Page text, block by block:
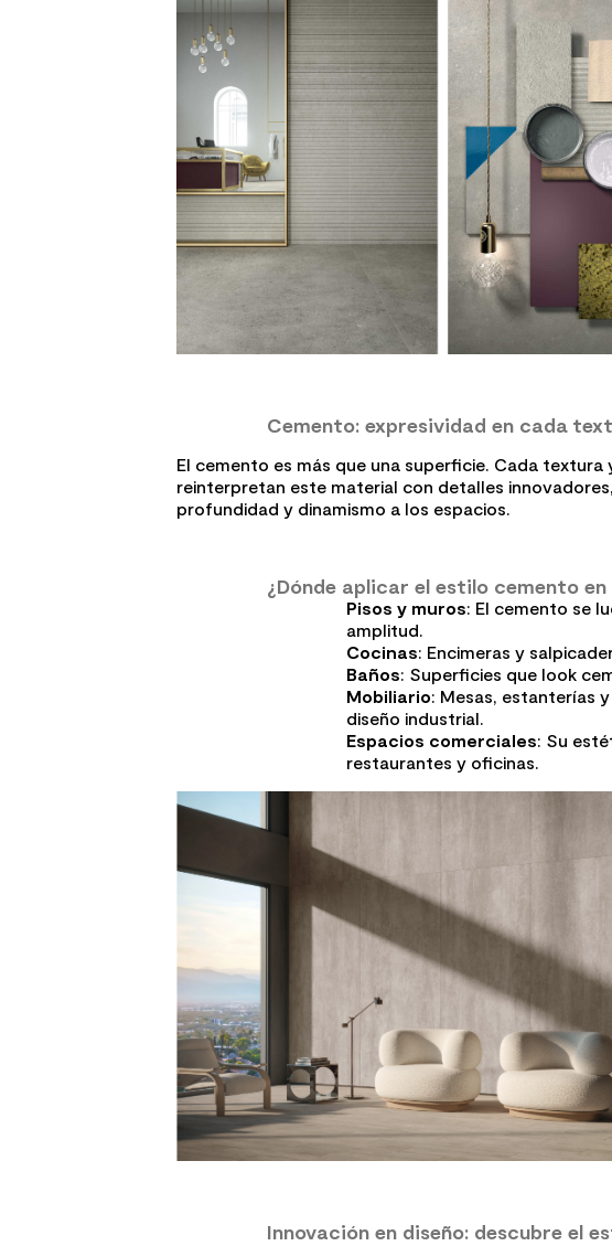
Cemento: expresividad en cada
El cemento es más que una superficie. Cada
reinterpretan este material con detalles
profundidad y dinamismo a los espacios.
¿Dónde aplicar el estilo cemento
Pisos y muros: El cemento se
amplitud.
Cocinas: Encimeras y
Baños: Superficies que look
Mobiliario: Mesas, estanterías
diseño industrial.
Espacios comerciales: Su
restaurantes y oficinas.
Innovación en diseño: descubre el